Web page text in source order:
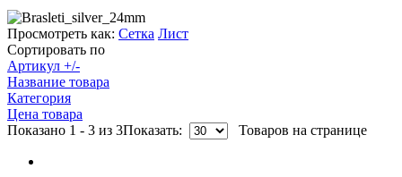
Просмотреть как: Сетка Лист
Сортировать по
Артикул +/-
Название товара
Категория
Цена товара
Показано 1 - 3 из 3Показать: Товаров на странице